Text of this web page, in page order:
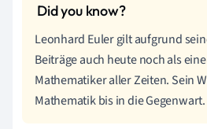
Leonhard Euler gilt aufgrund
Beiträge auch heute noch als
Mathematiker aller Zeiten. Sein
Mathematik bis in die Gegenwart.